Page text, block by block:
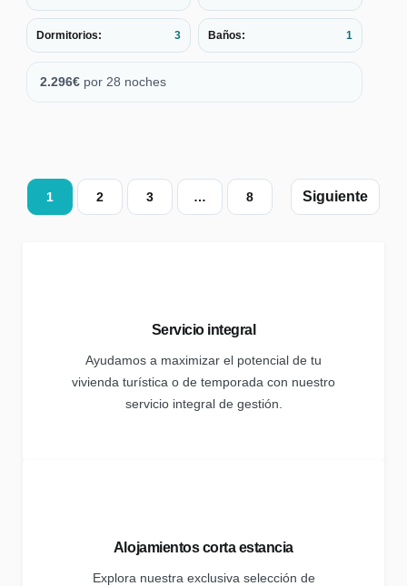
Dormitorios: 3 Baños: 1
2.296€ por 28 noches
Paginación
1 2 3 … 8
Servicio integral
Ayudamos a maximizar el potencial de tu
vivienda turística o de temporada con nuestro
servicio integral de gestión.
Alojamientos corta estancia
Explora nuestra exclusiva selección de